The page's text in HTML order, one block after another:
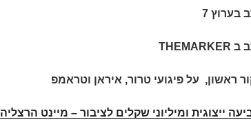
בערוץ 7
ב THEMARKER
ראשון, על פיגועי טרור, איראן וטראמפ
ייצוגית ומיליוני שקלים לציבור – מיינט הרצליה